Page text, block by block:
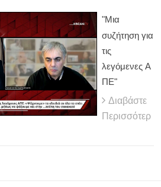
"Μια
συζήτηση για
τις
λεγόμενες Α
ΠΕ"
Διαβάστε
Περισσότερ